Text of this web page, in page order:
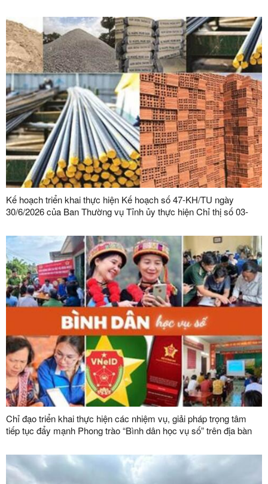
Kế hoạch triển khai thực hiện Kế hoạch số 47-KH/TU ngày
30/6/2026 của Ban Thường vụ Tỉnh ủy thực hiện Chỉ thị số 03-
đạo của Đảng đối với công tác quản lý, phát triển vật liệu xây
dựng trong giai đoạn mới
Chỉ đạo triển khai thực hiện các nhiệm vụ, giải pháp trọng tâm
tiếp tục đẩy mạnh Phong trào “Bình dân học vụ số” trên địa bàn